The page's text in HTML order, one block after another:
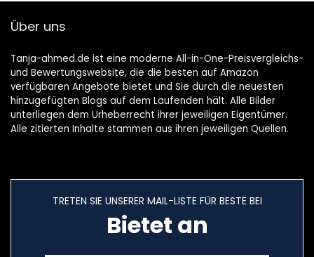
Über uns
Tanja-ahmed.de ist eine moderne All-in-One-Preisvergleichs-
und Bewertungswebsite, die die besten auf Amazon
verfügbaren Angebote bietet und Sie durch die neuesten
hinzugefügten Blogs auf dem Laufenden hält. Alle Bilder
unterliegen dem Urheberrecht ihrer jeweiligen Eigentümer.
Alle zitierten Inhalte stammen aus ihren jeweiligen Quellen.
TRETEN SIE UNSERER MAIL-LISTE FÜR BESTE BEI
Bietet an